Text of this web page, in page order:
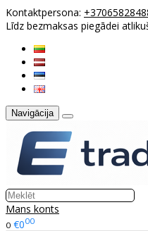
Kontaktpersona:
Līdz bezmaksas piegādei
Navigācija
Mans konts
0 €000